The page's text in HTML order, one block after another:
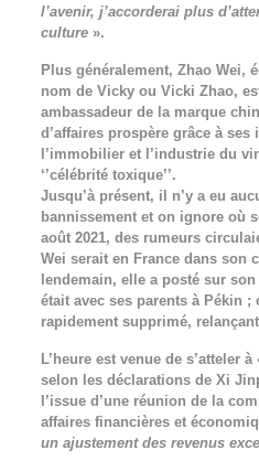
l’avenir, j’accorderai plus
culture».
Plus généralement, Zhao Wei,
nom de Vicky ou Vicki Zhao,
ambassadeur de la marque
d’affaires prospère grâce à
l’immobilier et l’industrie du
‘’célébrité toxique’’.
Jusqu’à présent, il n’y a eu
bannissement et on ignore où
août 2021, des rumeurs
Wei serait en France dans son
lendemain, elle a posté sur
était avec ses parents à Pékin ;
rapidement supprimé,
L’heure est venue de s’atteler à
selon les déclarations de Xi
l’issue d’une réunion de la
affaires financières et
un ajustement des revenus